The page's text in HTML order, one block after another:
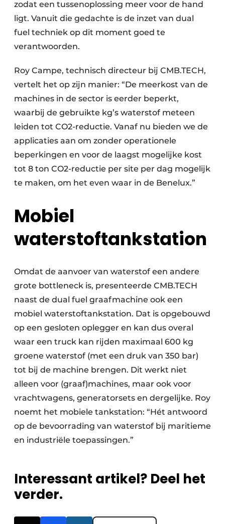
zodat een tussenoplossing meer voor de hand
ligt. Vanuit die gedachte is de inzet van dual
fuel techniek op dit moment goed te
verantwoorden.
Roy Campe, technisch directeur bij CMB.TECH,
vertelt het op zijn manier: “De meerkost van de
machines in de sector is eerder beperkt,
waarbij de gebruikte kg’s waterstof meteen
leiden tot CO2-reductie. Vanaf nu bieden we de
applicaties aan om zonder operationele
beperkingen en voor de laagst mogelijke kost
tot 8 ton CO2-reductie per site per dag mogelijk
te maken, om het even waar in de Benelux.”
Mobiel
waterstoftankstation
Omdat de aanvoer van waterstof een andere
grote bottleneck is, presenteerde CMB.TECH
naast de dual fuel graafmachine ook een
mobiel waterstoftankstation. Dat is opgebouwd
op een gesloten oplegger en kan dus overal
waar een truck kan rijden maximaal 600 kg
groene waterstof (met een druk van 350 bar)
tot bij de machine brengen. Dit werkt niet
alleen voor (graaf)machines, maar ook voor
vrachtwagens, generatorsets en dergelijke. Roy
noemt het mobiele tankstation: “Hét antwoord
op de bevoorrading van waterstof bij maritieme
en industriële toepassingen.”
Interessant artikel? Deel het
verder.